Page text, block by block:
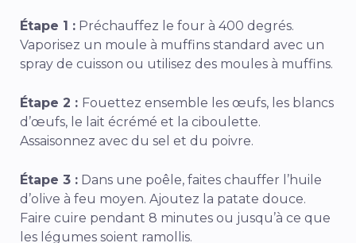
Étape 1 : Préchauffez le four à 400 degrés.
Vaporisez un moule à muffins standard avec un
spray de cuisson ou utilisez des moules à muffins.
Étape 2 : Fouettez ensemble les œufs, les blancs
d’œufs, le lait écrémé et la ciboulette.
Assaisonnez avec du sel et du poivre.
Étape 3 : Dans une poêle, faites chauffer l’huile
d’olive à feu moyen. Ajoutez la patate douce.
Faire cuire pendant 8 minutes ou jusqu’à ce que
les légumes soient ramollis.